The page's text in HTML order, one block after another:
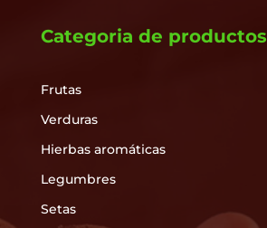
Categoria de productos
Frutas
Verduras
Hierbas aromáticas
Legumbres
Setas